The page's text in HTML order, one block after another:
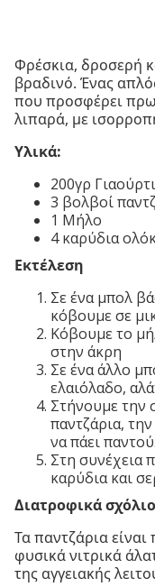
Φρέσκια, δροσερή
βραδινό. Ένας
που προσφέρει
λιπαρά, με
Υλικά:
200γρ
3 βολβοί
1 Μήλο
4 καρύδια
Εκτέλεση
Σε ένα μπολ
κόβουμε σε
Κόβουμε το
στην άκρη
Σε ένα άλλο
ελαιόλαδο,
Στήνουμε την
παντζάρια,
να πάει παντού.
Στη συνέχεια
καρύδια και
Διατροφικά
Τα παντζάρια είναι
φυσικά νιτρικά
της αγγειακής